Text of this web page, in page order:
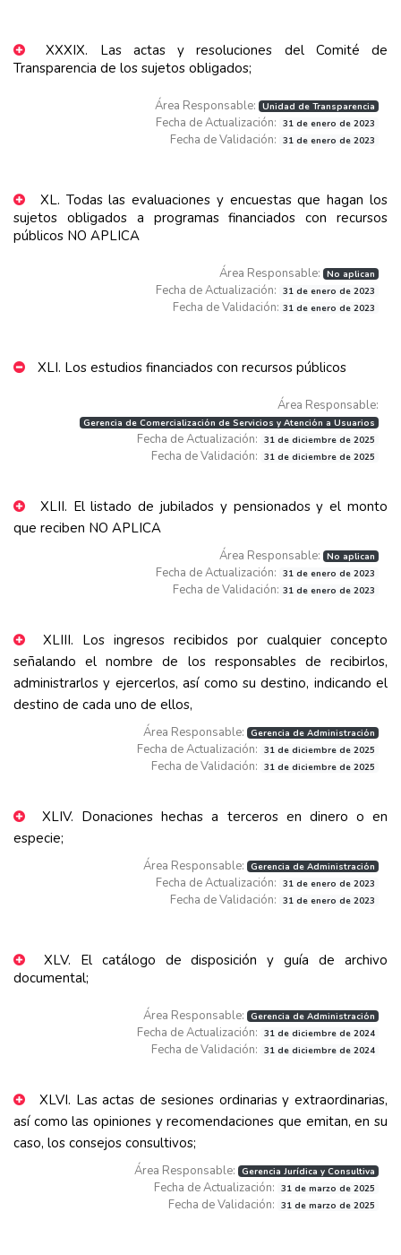
XXXIX. Las actas y resoluciones del Comité de
Transparencia de los sujetos obligados;
Área Responsable: Unidad de Transparencia
Fecha de Actualización: 31 de enero de 2023
Fecha de Validación: 31 de enero de 2023
XL. Todas las evaluaciones y encuestas que hagan los
sujetos obligados a programas financiados con recursos
públicos NO APLICA
Área Responsable: No aplican
Fecha de Actualización: 31 de enero de 2023
Fecha de Validación: 31 de enero de 2023
XLI. Los estudios financiados con recursos públicos
Área Responsable:
Gerencia de Comercialización de Servicios y Atención a Usuarios
Fecha de Actualización: 31 de diciembre de 2025
Fecha de Validación: 31 de diciembre de 2025
XLII. El listado de jubilados y pensionados y el monto
que reciben NO APLICA
Área Responsable: No aplican
Fecha de Actualización: 31 de enero de 2023
Fecha de Validación: 31 de enero de 2023
XLIII. Los ingresos recibidos por cualquier concepto
señalando el nombre de los responsables de recibirlos,
administrarlos y ejercerlos, así como su destino, indicando el
destino de cada uno de ellos,
Área Responsable: Gerencia de Administración
Fecha de Actualización: 31 de diciembre de 2025
Fecha de Validación: 31 de diciembre de 2025
XLIV. Donaciones hechas a terceros en dinero o en
especie;
Área Responsable: Gerencia de Administración
Fecha de Actualización: 31 de enero de 2023
Fecha de Validación: 31 de enero de 2023
XLV. El catálogo de disposición y guía de archivo
documental;
Área Responsable: Gerencia de Administración
Fecha de Actualización: 31 de diciembre de 2024
Fecha de Validación: 31 de diciembre de 2024
XLVI. Las actas de sesiones ordinarias y extraordinarias,
así como las opiniones y recomendaciones que emitan, en su
caso, los consejos consultivos;
Área Responsable: Gerencia Jurídica y Consultiva
Fecha de Actualización: 31 de marzo de 2025
Fecha de Validación: 31 de marzo de 2025